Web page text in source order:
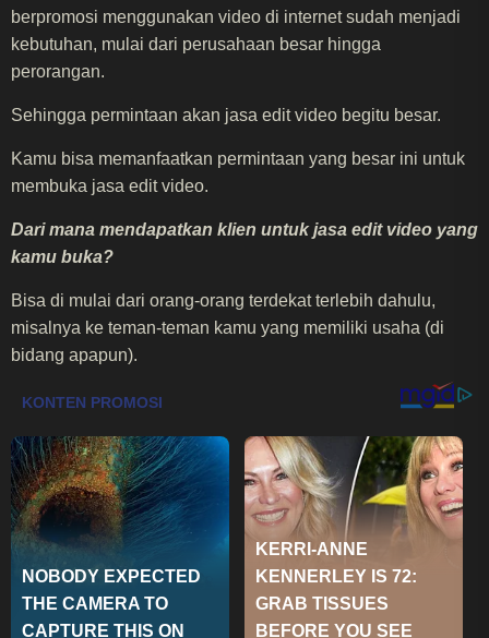
berpromosi menggunakan video di internet sudah menjadi
kebutuhan, mulai dari perusahaan besar hingga
perorangan.
Sehingga permintaan akan jasa edit video begitu besar.
Kamu bisa memanfaatkan permintaan yang besar ini untuk
membuka jasa edit video.
Dari mana mendapatkan klien untuk jasa edit video yang
kamu buka?
Bisa di mulai dari orang-orang terdekat terlebih dahulu,
misalnya ke teman-teman kamu yang memiliki usaha (di
bidang apapun).